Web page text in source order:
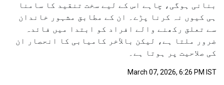
بنانی ہوگی، چاہے اس کے لیے سخت تنقید کا سامنا
ہی کیوں نہ کرنا پڑے۔ ان کے مطابق مشہور خاندان
سے تعلق رکھنے والے افراد کو ابتدا میں فائدہ
ضرور ملتا ہے، لیکن بالآخر کامیابی کا انحصار ان
کی صلاحیت پر ہوتا ہے۔
March 07, 2026, 6:26 PM IST